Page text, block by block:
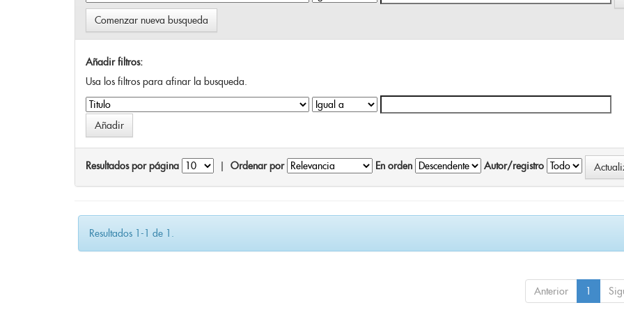
Comenzar nueva busqueda
Añadir filtros:
Usa los filtros para afinar la busqueda.
Resultados por página Ordenar por En orden Autor/registro
Resultados 1-1 de 1.
Anterior 1